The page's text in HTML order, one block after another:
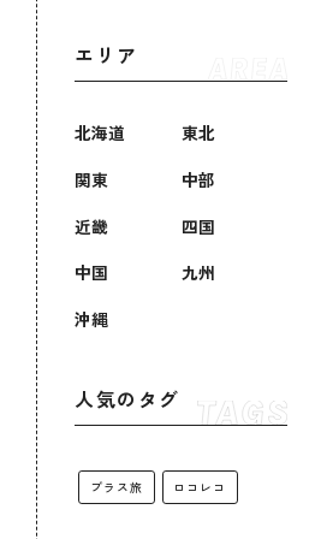
エリア
北海道
東北
関東
中部
近畿
四国
中国
九州
沖縄
人気のタグ
プラス旅 ロコレコ